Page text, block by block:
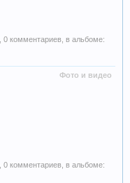
, 0 комментариев, в альбоме:
Фото и видео
, 0 комментариев, в альбоме: